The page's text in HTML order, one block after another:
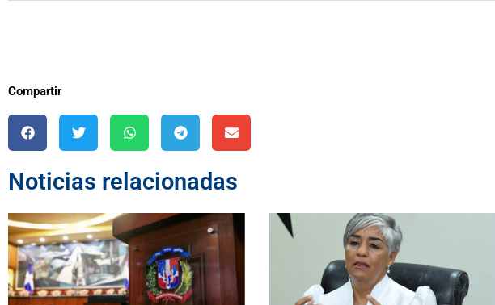
Compartir
Noticias relacionadas